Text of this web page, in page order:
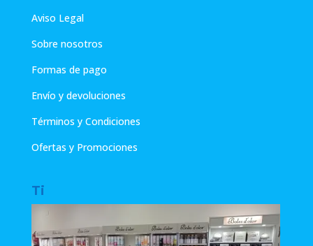
Aviso Legal
Sobre nosotros
Formas de pago
Envío y devoluciones
Términos y Condiciones
Ofertas y Promociones
Ti